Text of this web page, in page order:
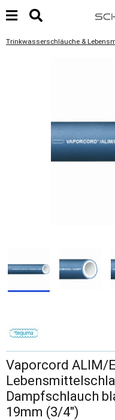
Trinkwasserschläuche &
Vaporcord ALIM/
Dampfschlauch
19mm (3/4")